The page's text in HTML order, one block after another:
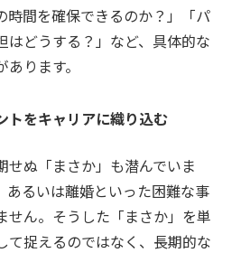
時間を確保できるのか？」「パ
はどうする？」など、具体的な
ります。
トをキャリアに織り込む
せぬ「まさか」も潜んでいま
あるいは離婚といった困難な事
せん。そうした「まさか」を単
て捉えるのではなく、長期的な